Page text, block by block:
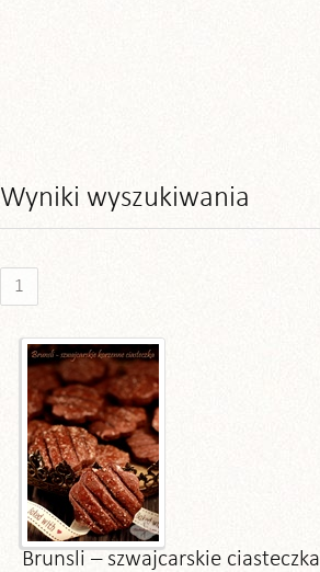
Wyniki wyszukiwania
1
Brunsli – szwajcarskie ciasteczka